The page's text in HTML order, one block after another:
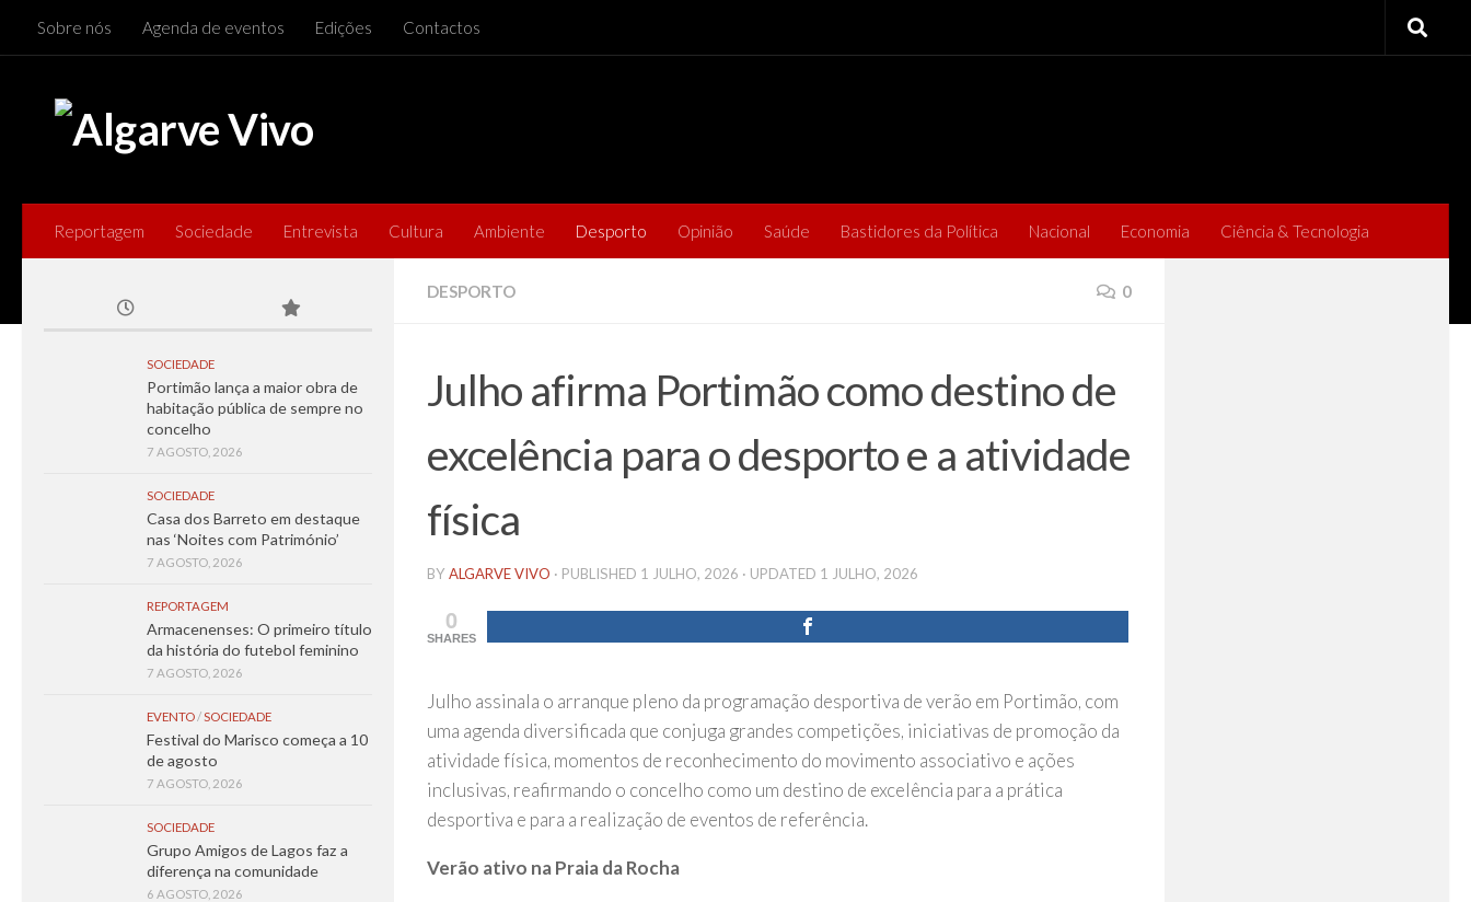
Skip to content
Sobre nós Agenda de eventos Edições Contactos
Reportagem Sociedade Entrevista Cultura Ambiente Desporto Opinião Saúde Bastidores da Política Nacional Economia Ciência & Tecnologia
DESPORTO 0
Julho afirma Portimão como destino de
excelência para o desporto e a atividade
física
BY ALGARVE VIVO · PUBLISHED 1 JULHO, 2026 · UPDATED 1 JULHO, 2026
0
SHARES
Julho assinala o arranque pleno da programação desportiva de verão em Portimão, com
uma agenda diversificada que conjuga grandes competições, iniciativas de promoção da
atividade física, momentos de reconhecimento do movimento associativo e ações
inclusivas, reafirmando o concelho como um destino de excelência para a prática
desportiva e para a realização de eventos de referência.
Verão ativo na Praia da Rocha
SOCIEDADE
Portimão lança a maior obra de
habitação pública de sempre no
concelho
7 AGOSTO, 2026
SOCIEDADE
Casa dos Barreto em destaque
nas ‘Noites com Património’
7 AGOSTO, 2026
REPORTAGEM
Armacenenses: O primeiro título
da história do futebol feminino
7 AGOSTO, 2026
EVENTO/SOCIEDADE
Festival do Marisco começa a 10
de agosto
7 AGOSTO, 2026
SOCIEDADE
Grupo Amigos de Lagos faz a
diferença na comunidade
6 AGOSTO, 2026